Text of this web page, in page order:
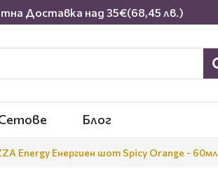
Доставка над 35€(68,45 лв.)
Блог
Energy Енергиен шот Spicy Orange - 60мл